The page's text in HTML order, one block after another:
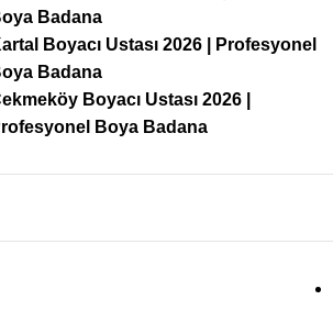
Badana
Boyacı Ustası 2026 | Profesyonel
Badana
Boyacı Ustası 2026 |
Boya Badana